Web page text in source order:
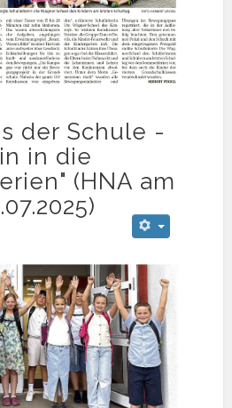
der Schule -
in die
(HNA am